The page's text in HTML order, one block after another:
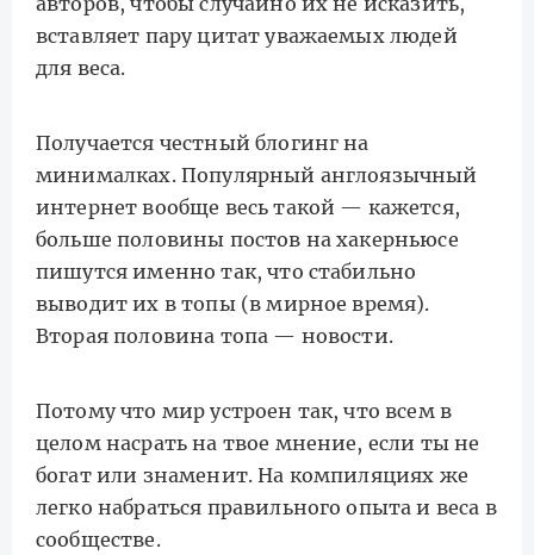
вставляет пару цитат уважаемых людей
для веса.
Получается честный блогинг на
минималках. Популярный англоязычный
интернет вообще весь такой — кажется,
больше половины постов на хакерньюсе
пишутся именно так, что стабильно
выводит их в топы (в мирное время).
Вторая половина топа — новости.
Потому что мир устроен так, что всем в
целом насрать на твое мнение, если ты не
богат или знаменит. На компиляциях же
легко набраться правильного опыта и веса в
сообществе.